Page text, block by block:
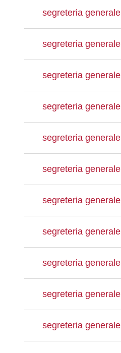
segreteria generale
segreteria generale
segreteria generale
segreteria generale
segreteria generale
segreteria generale
segreteria generale
segreteria generale
segreteria generale
segreteria generale
segreteria generale